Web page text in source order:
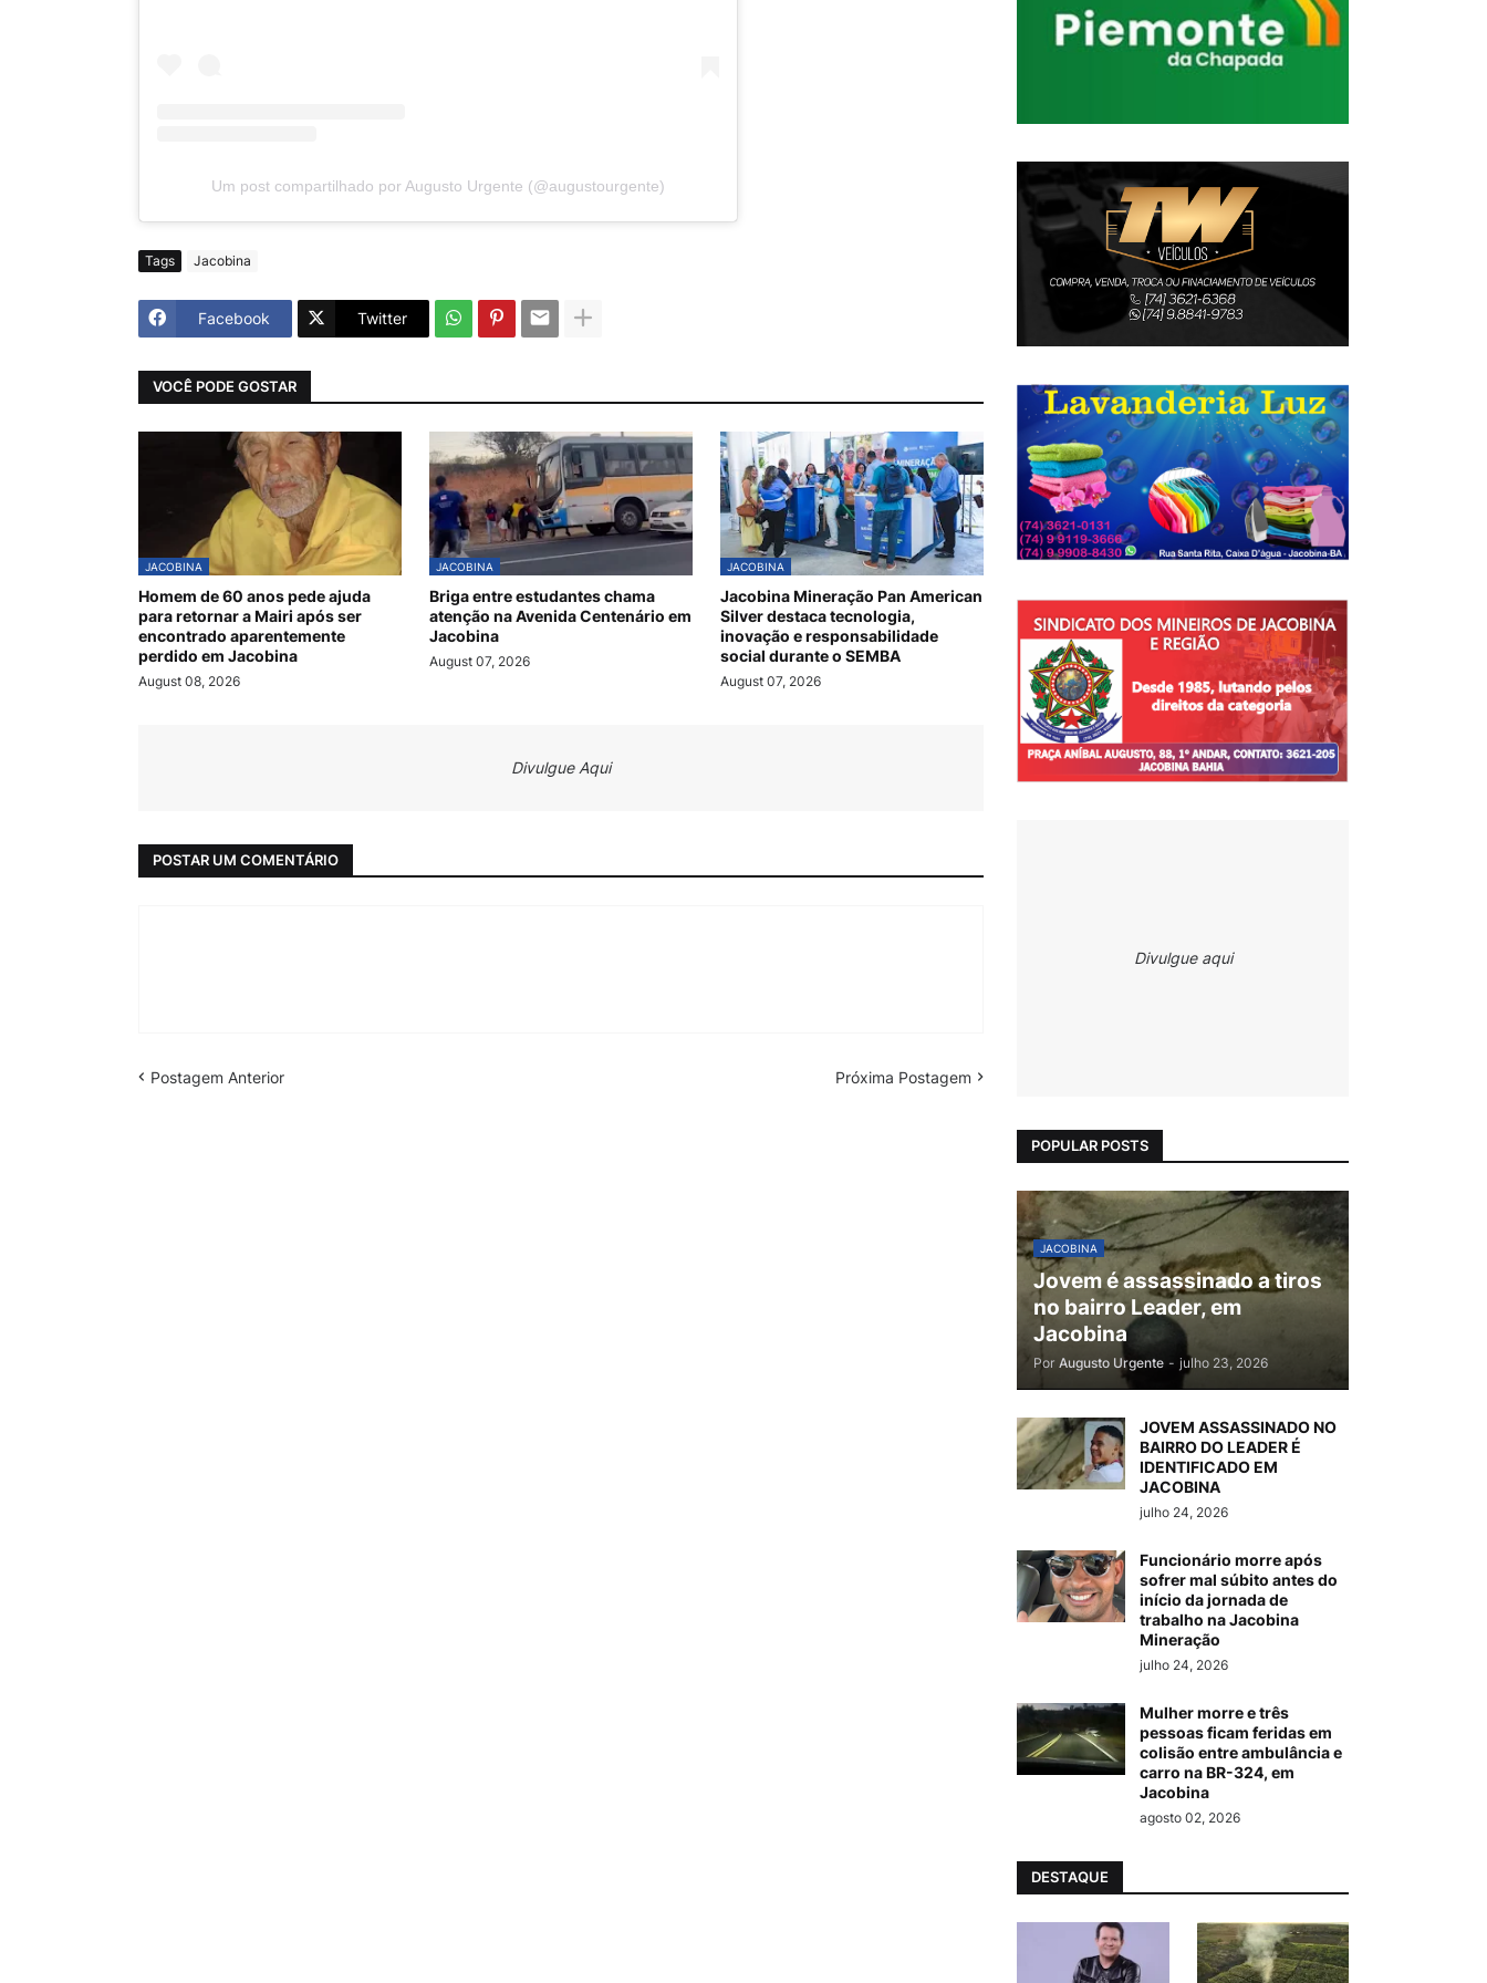
Um post compartilhado por Augusto Urgente (@augustourgente)
Tags Jacobina
Facebook Twitter
VOCÊ PODE GOSTAR
JACOBINA
Homem de 60 anos pede ajuda
para retornar a Mairi após ser
encontrado aparentemente
perdido em Jacobina
August 08, 2026
JACOBINA
Briga entre estudantes chama
atenção na Avenida Centenário em
Jacobina
August 07, 2026
JACOBINA
Jacobina Mineração Pan American
Silver destaca tecnologia,
inovação e responsabilidade
social durante o SEMBA
August 07, 2026
Divulgue Aqui
POSTAR UM COMENTÁRIO
Postagem Anterior Próxima Postagem
Divulgue aqui
POPULAR POSTS
JACOBINA
Jovem é assassinado a tiros
no bairro Leader, em
Jacobina
Por Augusto Urgente - julho 23, 2026
JOVEM ASSASSINADO NO
BAIRRO DO LEADER É
IDENTIFICADO EM
JACOBINA
julho 24, 2026
Funcionário morre após
sofrer mal súbito antes do
início da jornada de
trabalho na Jacobina
Mineração
julho 24, 2026
Mulher morre e três
pessoas ficam feridas em
colisão entre ambulância e
carro na BR-324, em
Jacobina
agosto 02, 2026
DESTAQUE